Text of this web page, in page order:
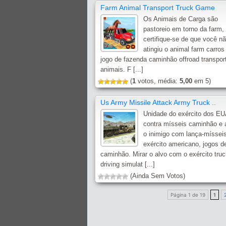
Farm Animal Transport Truck Game
Os Animais de Carga são
pastoreio em torno da farm,
certifique-se de que você
atingiu o animal farm carros
jogo de fazenda caminhão offroad
animais. F [...]
(1 votos, média: 5,00 em 5)
Us Army Missile Attack Army Truck ..
Unidade do exército dos
contra mísseis caminhão e
o inimigo com lança-
exército americano, jogos
caminhão. Mirar o alvo com o exército
driving simulat [...]
(Ainda Sem Votos)
Página 1 de 19 1